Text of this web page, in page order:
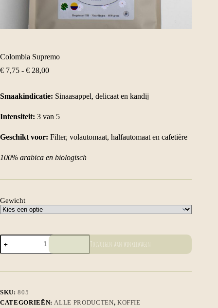
Colombia Supremo
€ 7,75 - € 28,00Prijsklasse:
€ 28,00
Smaakindicatie: Sinaasappel, delicaat en kandij
Intensiteit: 3 van 5
Geschikt voor: Filter, volautomaat, halfautomaat en cafetière
100% arabica en biologisch
Gewicht
Colombia
Supremo
aantal
Toevoegen aan winkelwagen
SKU:805
CATEGORIEËN: ALLE PRODUCTEN, KOFFIE